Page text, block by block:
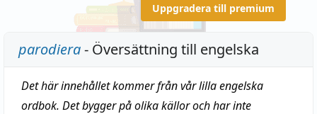
Uppgradera till premium
parodiera- Översättning till engelska
Det här innehållet kommer från vår lilla engelska
ordbok. Det bygger på olika källor och har inte